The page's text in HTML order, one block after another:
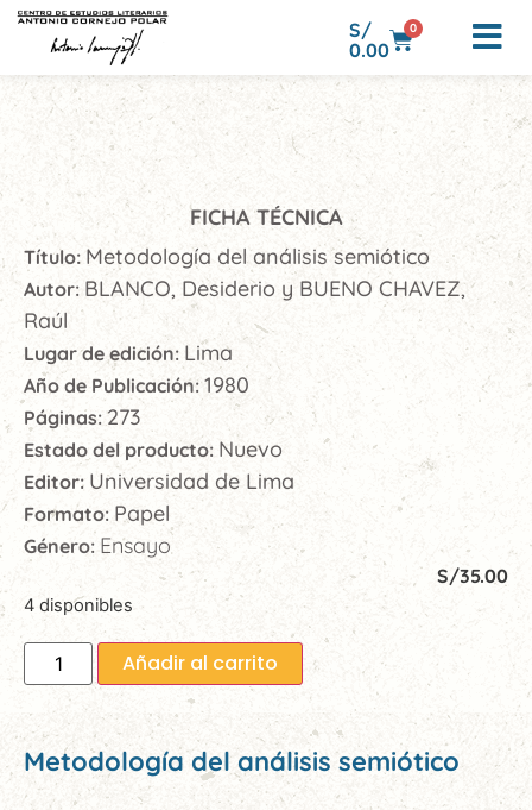
S/
0.00
0
FICHA TÉCNICA
Título: Metodología del análisis semiótico
Autor: BLANCO, Desiderio y BUENO CHAVEZ,
Raúl
Lugar de edición: Lima
Año de Publicación:1980
Páginas: 273
Estado del producto: Nuevo
Editor: Universidad de Lima
Formato: Papel
Género: Ensayo
S/35.00
4 disponibles
Añadir al carrito
Metodología del análisis semiótico